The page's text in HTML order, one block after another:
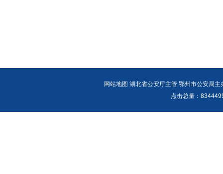
网站地图 湖北省公安厅主管 鄂州市公安局
点击总量：